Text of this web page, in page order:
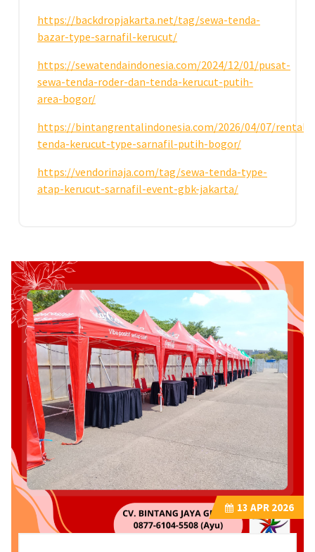
https://backdropjakarta.net/tag/sewa-tenda-
bazar-type-sarnafil-kerucut/
https://sewatendaindonesia.com/2024/12/01/pusat-
sewa-tenda-roder-dan-tenda-kerucut-putih-
area-bogor/
https://bintangrentalindonesia.com/2026/04/07/rental-
tenda-kerucut-type-sarnafil-putih-bogor/
https://vendorinaja.com/tag/sewa-tenda-type-
atap-kerucut-sarnafil-event-gbk-jakarta/
13 APR 2026